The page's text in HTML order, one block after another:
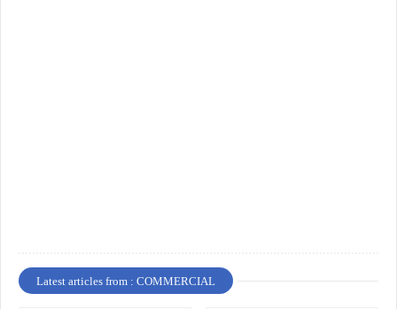
Latest articles from : COMMERCIAL